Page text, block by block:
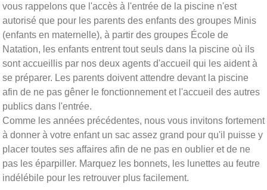
vous rappelons que l'accès à l'entrée de la piscine n'est
autorisé que pour les parents des enfants des groupes Minis
(enfants en maternelle), à partir des groupes École de
Natation, les enfants entrent tout seuls dans la piscine où ils
sont accueillis par nos deux agents d'accueil qui les aident à
se préparer. Les parents doivent attendre devant la piscine
afin de ne pas gêner le fonctionnement et l'accueil des autres
publics dans l'entrée.
Comme les années précédentes, nous vous invitons fortement
à donner à votre enfant un sac assez grand pour qu'il puisse y
placer toutes ses affaires afin de ne pas en oublier et de ne
pas les éparpiller. Marquez les bonnets, les lunettes au feutre
indélébile pour les retrouver plus facilement.